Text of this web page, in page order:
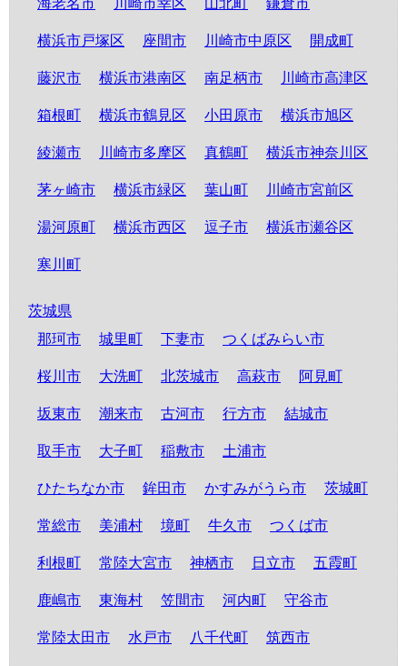
海老名市 川崎市幸区 山北町 鎌倉市
横浜市戸塚区 座間市 川崎市中原区 開成町
藤沢市 横浜市港南区 南足柄市 川崎市高津区
箱根町 横浜市鶴見区 小田原市 横浜市旭区
綾瀬市 川崎市多摩区 真鶴町 横浜市神奈川区
茅ヶ崎市 横浜市緑区 葉山町 川崎市宮前区
湯河原町 横浜市西区 逗子市 横浜市瀬谷区
寒川町
茨城県
那珂市
城里町 下妻市 つくばみらい市
桜川市 大洗町 北茨城市 高萩市 阿見町
坂東市 潮来市 古河市 行方市 結城市
取手市 大子町 稲敷市 土浦市
ひたちなか市 鉾田市 かすみがうら市 茨城町
常総市 美浦村 境町 牛久市 つくば市
利根町 常陸大宮市 神栖市 日立市 五霞町
鹿嶋市 東海村 笠間市 河内町 守谷市
常陸太田市 水戸市 八千代町 筑西市